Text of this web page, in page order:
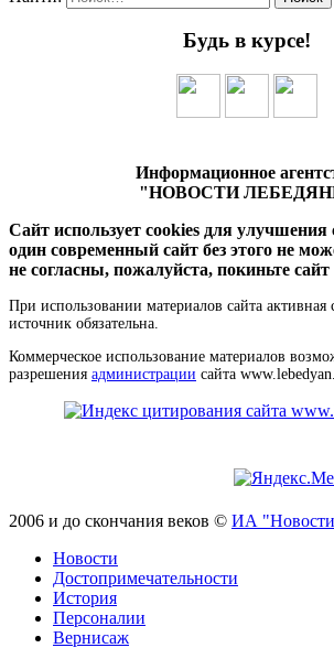
Будь в курсе!
Информационное
"НОВОСТИ
Сайт использует cookies для
один современный сайт без этого не
не согласны, пожалуйста, покиньте сайт
При использовании материалов сайта
источник обязательна.
Коммерческое использование материалов
разрешения администрации сайта
2006 и до скончания веков © ИА
Новости
Достопримечательности
История
Персоналии
Вернисаж